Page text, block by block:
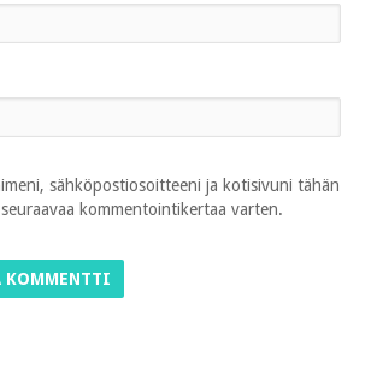
sähköpostiosoitteeni ja kotisivuni tähän
seuraavaa kommentointikertaa varten.